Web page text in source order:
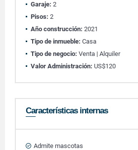
Garaje: 2
Pisos: 2
Año construcción: 2021
Tipo de inmueble: Casa
Tipo de negocio: Venta | Alquiler
Valor Administración: US$120
Características internas
Admite mascotas